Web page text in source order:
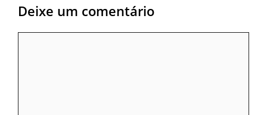
Deixe um comentário